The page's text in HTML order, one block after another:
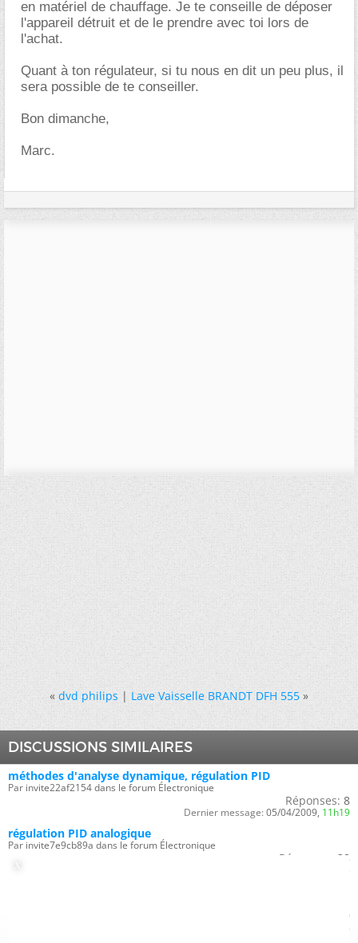
en matériel de chauffage. Je te conseille de déposer
l'appareil détruit et de le prendre avec toi lors de
l'achat.
Quant à ton régulateur, si tu nous en dit un peu plus, il
sera possible de te conseiller.
Bon dimanche,
Marc.
« dvd philips|Lave Vaisselle BRANDT DFH 555 »
DISCUSSIONS SIMILAIRES
méthodes d'analyse dynamique, régulation PID
Par invite22af2154 dans le forum Électronique
Réponses: 8
Dernier message: 05/04/2009, 11h19
régulation PID analogique
Par invite7e9cb89a dans le forum Électronique
Réponses: 38
11h05
9
08h58